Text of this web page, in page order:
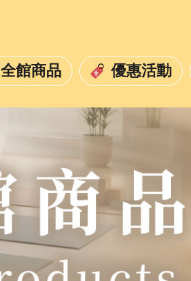
全館商品 優惠活動